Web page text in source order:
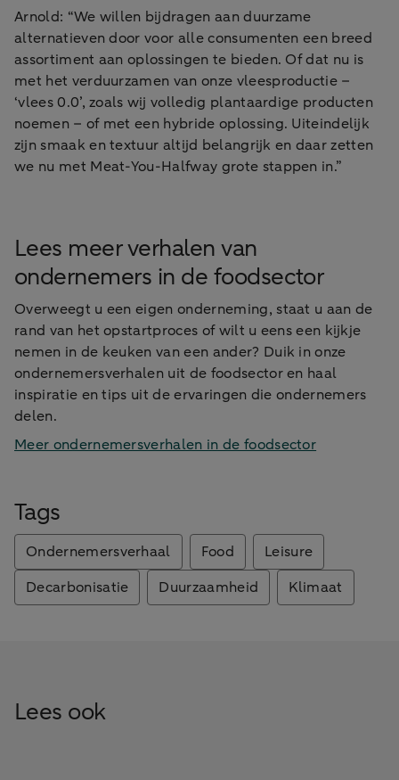
Arnold: “We willen bijdragen aan duurzame
alternatieven door voor alle consumenten een breed
assortiment aan oplossingen te bieden. Of dat nu is
met het verduurzamen van onze vleesproductie –
‘vlees 0.0’, zoals wij volledig plantaardige producten
noemen – of met een hybride oplossing. Uiteindelijk
zijn smaak en textuur altijd belangrijk en daar zetten
we nu met Meat-You-Halfway grote stappen in.”
Lees meer verhalen van
ondernemers in de foodsector
Overweegt u een eigen onderneming, staat u aan de
rand van het opstartproces of wilt u eens een kijkje
nemen in de keuken van een ander? Duik in onze
ondernemersverhalen uit de foodsector en haal
inspiratie en tips uit de ervaringen die ondernemers
delen.
Meer ondernemersverhalen in de foodsector
Tags
Ondernemersverhaal Food
Leisure
Decarbonisatie
Duurzaamheid Klimaat
Lees ook